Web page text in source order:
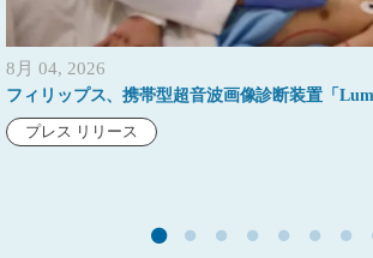
8月 04, 2026
フィリップス、携帯型超音波画像診断装置「
プレス リリース